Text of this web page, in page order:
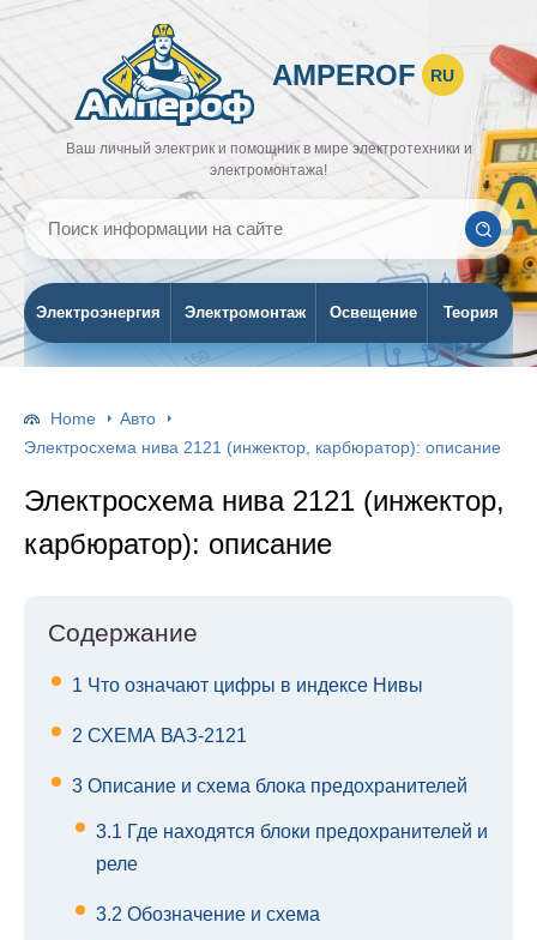
AMPEROF RU
Ваш личный электрик и помощник в мире электротехники и
электромонтажа!
Электроэнергия Электромонтаж Освещение Теория
Home
Авто
Электросхема нива 2121 (инжектор, карбюратор): описание
Электросхема нива 2121 (инжектор,
карбюратор): описание
Содержание
1 Что означают цифры в индексе Нивы
2 СХЕМА ВАЗ-2121
3 Описание и схема блока предохранителей
3.1 Где находятся блоки предохранителей и
реле
3.2 Обозначение и схема